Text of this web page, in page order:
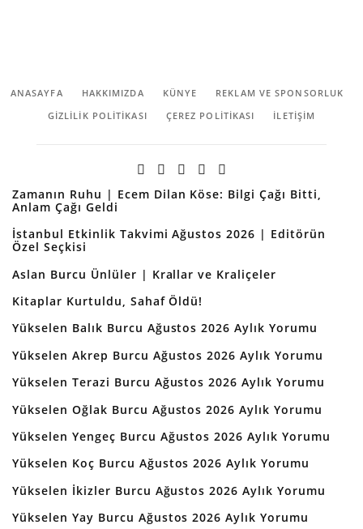
ANASAYFA HAKKIMIZDA KÜNYE
REKLAM VE SPONSORLUK
GIZLILIK POLITIKASI
ÇEREZ POLITIKASI İLETİŞİM
Zamanın Ruhu | Ecem Dilan Köse: Bilgi Çağı Bitti,
Anlam Çağı Geldi
İstanbul Etkinlik Takvimi Ağustos 2026 | Editörün
Özel Seçkisi
Aslan Burcu Ünlüler | Krallar ve Kraliçeler
Kitaplar Kurtuldu, Sahaf Öldü!
Yükselen Balık Burcu Ağustos 2026 Aylık Yorumu
Yükselen Akrep Burcu Ağustos 2026 Aylık Yorumu
Yükselen Terazi Burcu Ağustos 2026 Aylık Yorumu
Yükselen Oğlak Burcu Ağustos 2026 Aylık Yorumu
Yükselen Yengeç Burcu Ağustos 2026 Aylık Yorumu
Yükselen Koç Burcu Ağustos 2026 Aylık Yorumu
Yükselen İkizler Burcu Ağustos 2026 Aylık Yorumu
Yükselen Yay Burcu Ağustos 2026 Aylık Yorumu